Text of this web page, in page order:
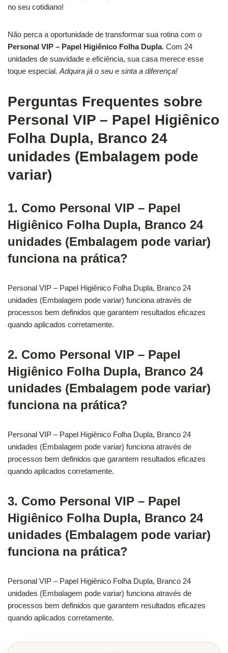
no seu cotidiano!
Não perca a oportunidade de transformar sua rotina com o
Personal VIP – Papel Higiênico Folha Dupla. Com 24
unidades de suavidade e eficiência, sua casa merece esse
toque especial. Adquira já o seu e sinta a diferença!
Perguntas Frequentes sobre
Personal VIP – Papel Higiênico
Folha Dupla, Branco 24
unidades (Embalagem pode
variar)
1. Como Personal VIP – Papel
Higiênico Folha Dupla, Branco 24
unidades (Embalagem pode variar)
funciona na prática?
Personal VIP – Papel Higiênico Folha Dupla, Branco 24
unidades (Embalagem pode variar) funciona através de
processos bem definidos que garantem resultados eficazes
quando aplicados corretamente.
2. Como Personal VIP – Papel
Higiênico Folha Dupla, Branco 24
unidades (Embalagem pode variar)
funciona na prática?
Personal VIP – Papel Higiênico Folha Dupla, Branco 24
unidades (Embalagem pode variar) funciona através de
processos bem definidos que garantem resultados eficazes
quando aplicados corretamente.
3. Como Personal VIP – Papel
Higiênico Folha Dupla, Branco 24
unidades (Embalagem pode variar)
funciona na prática?
Personal VIP – Papel Higiênico Folha Dupla, Branco 24
unidades (Embalagem pode variar) funciona através de
processos bem definidos que garantem resultados eficazes
quando aplicados corretamente.